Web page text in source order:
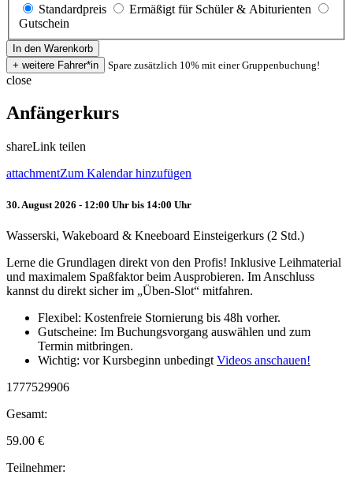
Standardpreis
Ermäßigt für Schüler & Abiturienten
Gutschein
Spare zusätzlich 10% mit einer Gruppenbuchung!
close
Anfängerkurs
shareLink teilen
attachmentZum Kalendar hinzufügen
30. August 2026 - 12:00 Uhr bis 14:00 Uhr
Wasserski, Wakeboard & Kneeboard Einsteigerkurs (2 Std.)
Lerne die Grundlagen direkt von den Profis! Inklusive Leihmaterial
und maximalem Spaßfaktor beim Ausprobieren. Im Anschluss
kannst du direkt sicher im „Üben-Slot“ mitfahren.
Flexibel: Kostenfreie Stornierung bis 48h vorher.
Gutscheine: Im Buchungsvorgang auswählen und zum
Termin mitbringen.
Wichtig: vor Kursbeginn unbedingt Videos anschauen!
1777529906
Gesamt:
59.00 €
Teilnehmer: